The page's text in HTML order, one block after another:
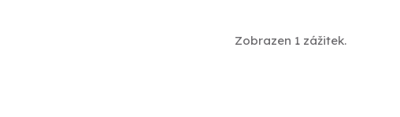
Zobrazen 1 zážitek.